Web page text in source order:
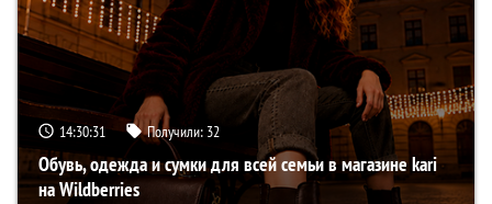
14:30:30 Получили: 32
Обувь, одежда и сумки для всей семьи в магазине kari
на Wildberries